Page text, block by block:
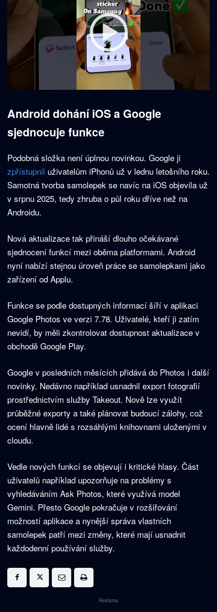
Android dohání iOS a Google
sjednocuje funkce
Podobná složka není úplnou novinkou. Google ji
zpřístupnil uživatelům iPhonů už v lednu letošního roku.
Samotná tvorba samolepek se navíc na iOS objevila už
v srpnu 2025, tedy zhruba o půl roku dříve než na
Androidu.
Nová aktualizace tak přináší dlouho očekávané
sjednocení funkcí mezi oběma platformami. Android
nyní nabízí stejnou úroveň práce se samolepkami jako
zařízení od Applu.
Funkce se podle dostupných informací šíří v aplikaci
Google Photos ve verzi 7.78. Uživatelé, kteří ji zatím
nevidí, by měli zkontrolovat dostupnost aktualizace v
obchodě Google Play.
Google v posledních měsících přidává do Photos i další
novinky. Nedávno například usnadnil export fotografií
prostřednictvím služby Takeout. Nově lze využít
průběžné exporty a také plánovat budoucí zálohy, což
ocení hlavně lidé s rozsáhlými knihovnami uloženými v
cloudu.
Vedle nových funkcí se objevují i kritické hlasy. Část
uživatelů například upozorňuje na problémy s
vyhledáváním Ask Photos, které využívá model
Gemini. Přesto Google pokračuje v rozšiřování
možností aplikace a nynější správa vlastních
samolepek patří mezi změny, které mají usnadnit
každodenní používání služby.
Reklama